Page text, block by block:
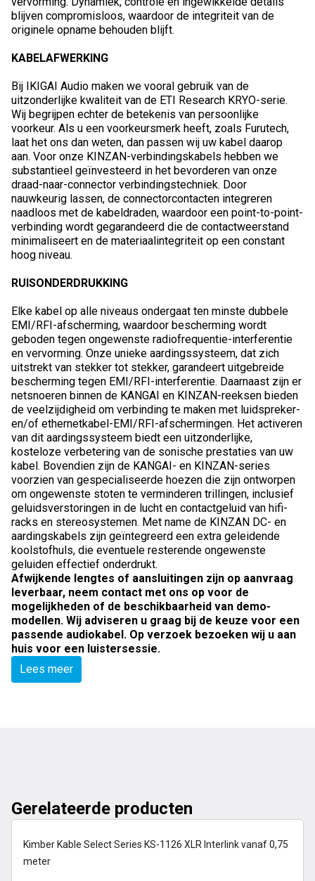
blijven compromisloos, waardoor de integriteit van de
originele opname behouden blijft.
KABELAFWERKING
Bij IKIGAI Audio maken we vooral gebruik van de
uitzonderlijke kwaliteit van de ETI Research KRYO-serie.
Wij begrijpen echter de betekenis van persoonlijke
voorkeur. Als u een voorkeursmerk heeft, zoals Furutech,
laat het ons dan weten, dan passen wij uw kabel daarop
aan. Voor onze KINZAN-verbindingskabels hebben we
substantieel geïnvesteerd in het bevorderen van onze
draad-naar-connector verbindingstechniek. Door
nauwkeurig lassen, de connectorcontacten integreren
naadloos met de kabeldraden, waardoor een point-to-point-
verbinding wordt gegarandeerd die de contactweerstand
minimaliseert en de materiaalintegriteit op een constant
hoog niveau.
RUISONDERDRUKKING
Elke kabel op alle niveaus ondergaat ten minste dubbele
EMI/RFI-afscherming, waardoor bescherming wordt
geboden tegen ongewenste radiofrequentie-interferentie
en vervorming. Onze unieke aardingssysteem, dat zich
uitstrekt van stekker tot stekker, garandeert uitgebreide
bescherming tegen EMI/RFI-interferentie. Daarnaast zijn er
netsnoeren binnen de KANGAI en KINZAN-reeksen bieden
de veelzijdigheid om verbinding te maken met luidspreker-
en/of ethernetkabel-EMI/RFI-afschermingen. Het activeren
van dit aardingssysteem biedt een uitzonderlijke,
kosteloze verbetering van de sonische prestaties van uw
kabel. Bovendien zijn de KANGAI- en KINZAN-series
voorzien van gespecialiseerde hoezen die zijn ontworpen
om ongewenste stoten te verminderen trillingen, inclusief
geluidsverstoringen in de lucht en contactgeluid van hifi-
racks en stereosystemen. Met name de KINZAN DC- en
aardingskabels zijn geïntegreerd een extra geleidende
koolstofhuls, die eventuele resterende ongewenste
geluiden effectief onderdrukt.
Afwijkende lengtes of aansluitingen zijn op aanvraag
leverbaar, neem contact met ons op voor de
mogelijkheden of de beschikbaarheid van demo-
modellen. Wij adviseren u graag bij de keuze voor een
passende audiokabel. Op verzoek bezoeken wij u aan
huis voor een luistersessie.
Lees meer
Gerelateerde producten
6-13 dagen
Kimber Kable Select Series KS-1126 XLR Interlink vanaf 0,75
meter